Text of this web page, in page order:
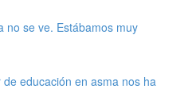
no se ve. Estábamos muy
educación en asma nos ha